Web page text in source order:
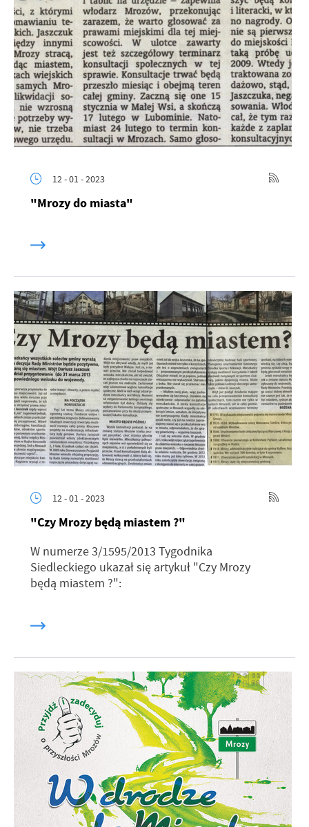
12 - 01 - 2023
"Mrozy do miasta"
12 - 01 - 2023
"Czy Mrozy będą miastem ?"
W numerze 3/1595/2013 Tygodnika
Siedleckiego ukazał się artykuł "Czy Mrozy
będą miastem ?":